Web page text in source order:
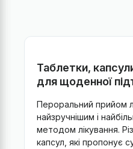
Таблетки,
для щоденної
Пероральний прийом
найзручнішим і
методом лікування.
капсул, які пропонує